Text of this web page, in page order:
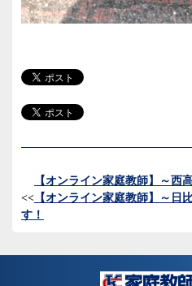
【オンライン家庭教師】～西
<<【オンライン家庭教師】～日
す！